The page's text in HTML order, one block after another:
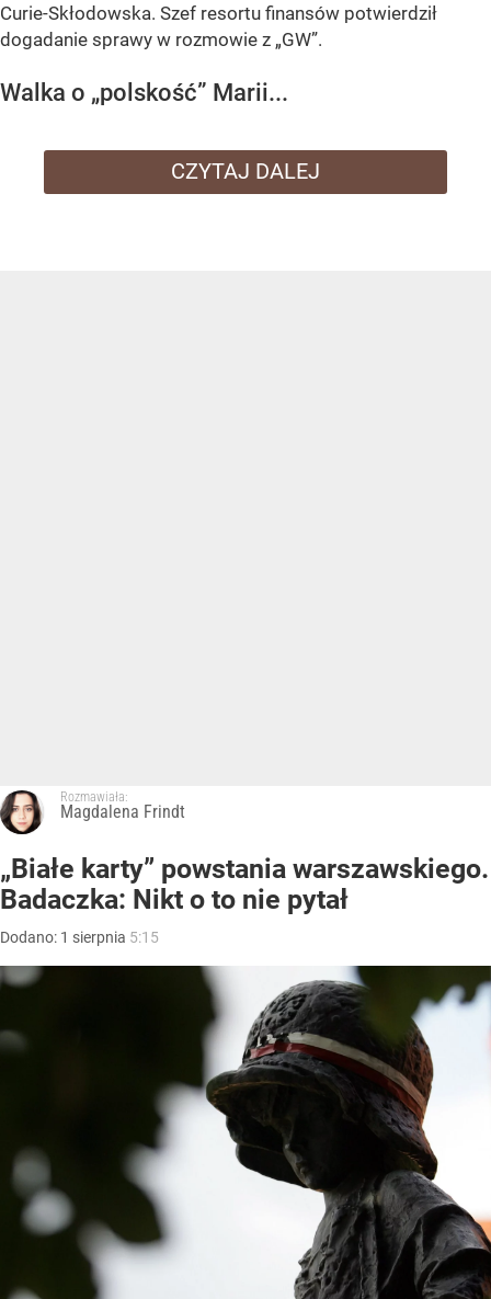
Curie-Skłodowska. Szef resortu finansów potwierdził
dogadanie sprawy w rozmowie z „GW”.
Walka o „polskość” Marii...
CZYTAJ DALEJ
Rozmawiała:
Magdalena Frindt
„Białe karty” powstania warszawskiego.
Badaczka: Nikt o to nie pytał
Dodano: 1 sierpnia 5:15